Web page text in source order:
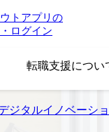
トアプリの
ログイン
転職支援につい
タルイノベー